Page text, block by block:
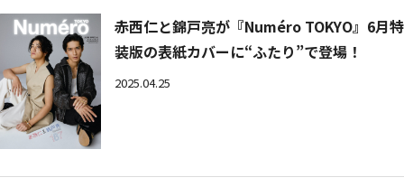
赤西仁と錦戸亮が『Numéro TOKYO』6月特
装版の表紙カバーに“ふたり”で登場！
2025.04.25